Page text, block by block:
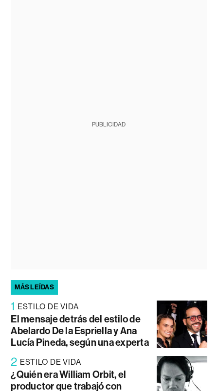
PUBLICIDAD
MÁS LEÍDAS
1 ESTILO DE VIDA
El mensaje detrás del estilo de
Abelardo De la Espriella y Ana
Lucía Pineda, según una experta
2 ESTILO DE VIDA
¿Quién era William Orbit, el
productor que trabajó con